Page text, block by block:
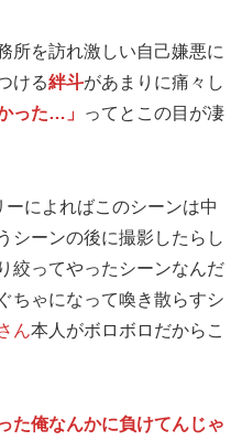
所を訪れ激しい自己嫌悪に
ける絆斗があまりに痛々し
った…」
ってとこの目が凄
によればこのシーンは中
シーンの後に撮影したらし
絞ってやったシーンなんだ
ちゃになって喚き散らすシ
ん本人がボロボロだからこ
た俺なんかに負けてんじゃ